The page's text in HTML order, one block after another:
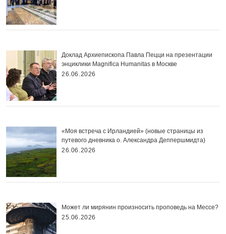
Доклад Архиепископа Павла Пецци на презентации
энциклики Magnifica Нumanitas в Москве
26.06.2026
«Моя встреча с Ирландией» (новые страницы из
путевого дневника о. Александра Деппершмидта)
26.06.2026
Может ли мирянин произносить проповедь на Мессе?
25.06.2026